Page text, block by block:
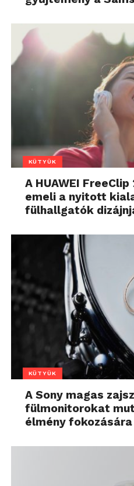
KÜTYÜK
A HUAWEI
emeli a nyitott
fülhallgatók
KÜTYÜK
A Sony magas
fülmonitorokat
élmény fokozására